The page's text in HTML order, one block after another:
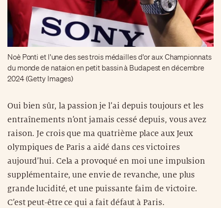
Noè Ponti et l'une des ses trois médailles d'or aux Championnats
du monde de nataion en petit bassin à Budapest en décembre
2024 (Getty Images)
Oui bien sûr, la passion je l’ai depuis toujours et les
entraînements n’ont jamais cessé depuis, vous avez
raison. Je crois que ma quatrième place aux Jeux
olympiques de Paris a aidé dans ces victoires
aujourd’hui. Cela a provoqué en moi une impulsion
supplémentaire, une envie de revanche, une plus
grande lucidité, et une puissante faim de victoire.
C’est peut-être ce qui a fait défaut à Paris.